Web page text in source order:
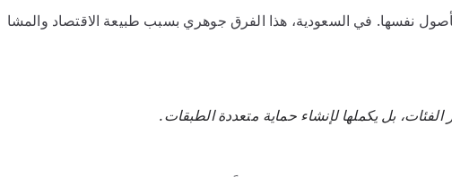
نفسها. في السعودية، هذا الفرق جوهري بسبب طبيعة الاقتصاد والمشا
الفئات، بل يكملها لإنشاء حماية متعددة الطبقات.